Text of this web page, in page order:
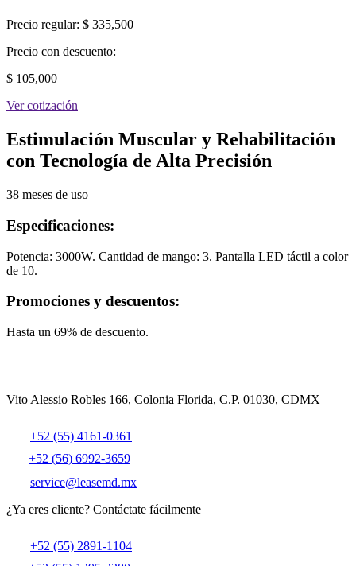
Precio regular: $ 335,500
Precio con descuento:
$ 105,000
Ver cotización
Estimulación Muscular y Rehabilitación
con Tecnología de Alta Precisión
38 meses de uso
Especificaciones:
Potencia: 3000W. Cantidad de mango: 3. Pantalla LED táctil a color
de 10.
Promociones y descuentos:
Hasta un 69% de descuento.
Vito Alessio Robles 166, Colonia Florida, C.P. 01030, CDMX
+52 (55) 4161-0361
+52 (56) 6992-3659
service@leasemd.mx
¿Ya eres cliente? Contáctate fácilmente
+52 (55) 2891-1104